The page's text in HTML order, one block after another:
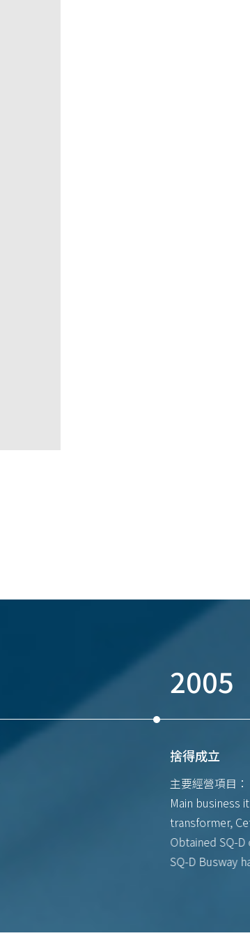
2005
捨得成立
主要經營項目：
Main business
transformer,
Obtained SQ-
SQ-D Busway